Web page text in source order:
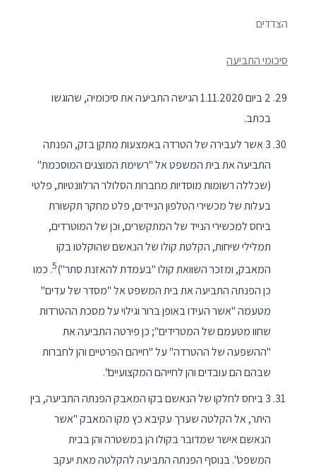
הצדדים
סיכומי התביעה
2 ביום 1.11.2020 הגישה התביעה את סיכומיה, שהוגשו
בכתב.
3 אשר לעבירה של הטרדה באמצעות מתקן בזק, הפנתה
התביעה את בית המשפט אל "רשימת המוצגים המוסכמת"
(שכללה רשומות מוסדיות מחברות הסלולר הרלוונטיות, פלטי
בעלות של מכשירי הטלפון הניידים, פלט מחקר תקשורת
ביחס למכשירי הנייד של המתקשרים, וכן של המוטרדים,
תמלילי שיחות, הקלטת קולו של הנאשם שהוקלטו בקו
המאבק, ומזכר השוואת קולו "בעמדת להאזנת סתר")5. כמו
כן הפנתה התביעה את בית המשפט אל "מסדר של עדים"
מטעמה "אשר העידו באופן ברור וגילוי על מסכת ההטרדות
שחוו מטעמם של המטרידים"; כן פירטה התביעה את
"ההשפעה של ההטרדה" על "חייהם הפרטיים והן לחברות
שבהם הם עובדים והן לחייהם המקצועיים".
3 ביחס לחלקו של הנאשם בקו המאבק הפנתה התביעה, בין
היתר, אל הקלטה שערך עקיבא כץ מקו המאבק "אשר
הנאשם אישר שמדובר בקולו הן במשטרה והן בבית
המשפט". בנוסף הפנתה התביעה להקלטה מאת יעקב